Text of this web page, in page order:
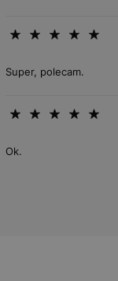
Super, polecam.
Ok.